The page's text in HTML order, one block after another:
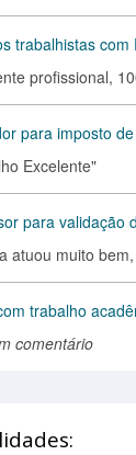
trabalhistas com
profissional,
para imposto
Excelente"
para validação
atuou muito
trabalho
comentário